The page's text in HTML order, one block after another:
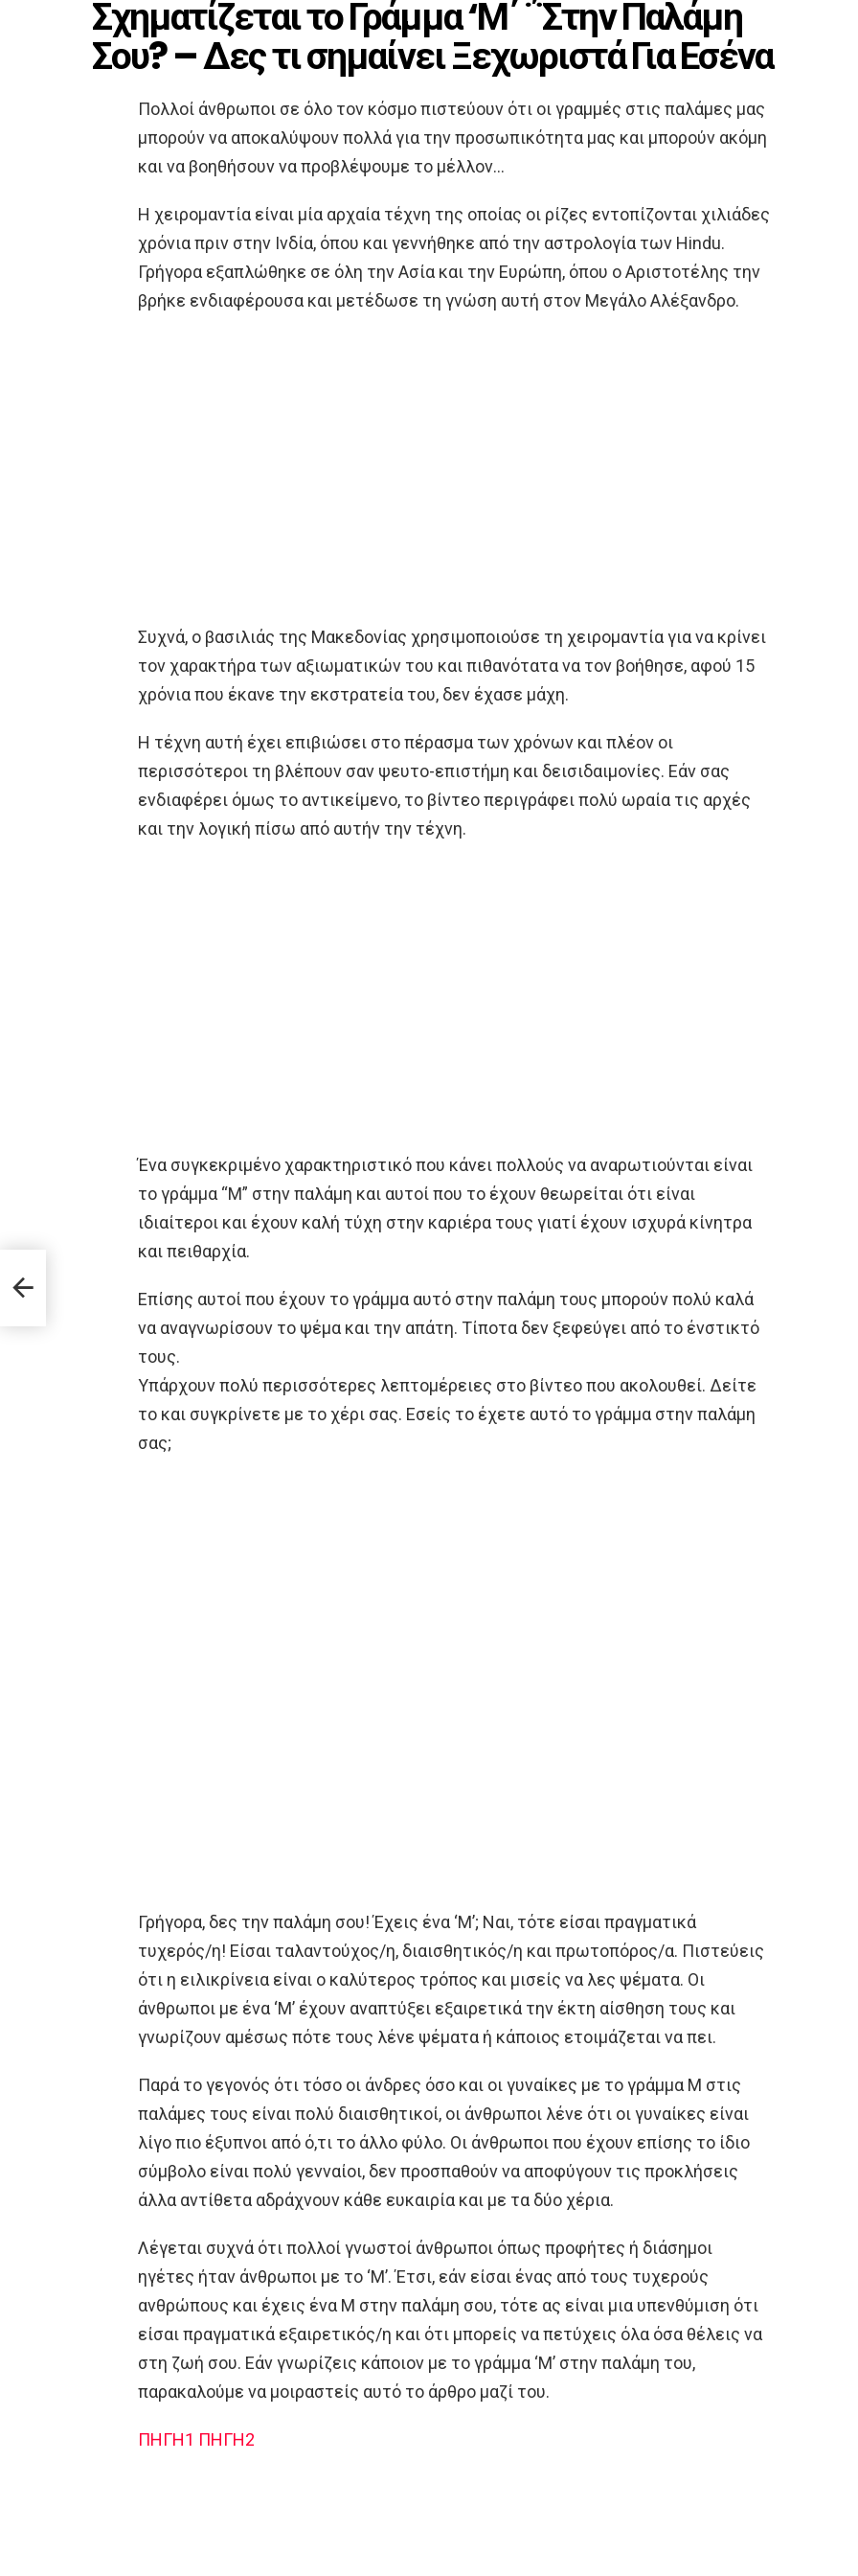
Σχηματίζεται το Γράμμα ‘Μ΄ ΅Στην Παλάμη
Σου? – Δες τι σημαίνει Ξεχωριστά Για Εσένα
Πολλοί άνθρωποι σε όλο τον κόσμο πιστεύουν ότι οι γραμμές στις παλάμες μας
μπορούν να αποκαλύψουν πολλά για την προσωπικότητα μας και μπορούν ακόμη
και να βοηθήσουν να προβλέψουμε το μέλλον…
H χειρομαντία είναι μία αρχαία τέχνη της οποίας οι ρίζες εντοπίζονται χιλιάδες
χρόνια πριν στην Ινδία, όπου και γεννήθηκε από την αστρολογία των Hindu.
Γρήγορα εξαπλώθηκε σε όλη την Ασία και την Ευρώπη, όπου ο Αριστοτέλης την
βρήκε ενδιαφέρουσα και μετέδωσε τη γνώση αυτή στον Μεγάλο Αλέξανδρο.
Συχνά, ο βασιλιάς της Μακεδονίας χρησιμοποιούσε τη χειρομαντία για να κρίνει
τον χαρακτήρα των αξιωματικών του και πιθανότατα να τον βοήθησε, αφού 15
χρόνια που έκανε την εκστρατεία του, δεν έχασε μάχη.
Η τέχνη αυτή έχει επιβιώσει στο πέρασμα των χρόνων και πλέον οι
περισσότεροι τη βλέπουν σαν ψευτο-επιστήμη και δεισιδαιμονίες. Εάν σας
ενδιαφέρει όμως το αντικείμενο, το βίντεο περιγράφει πολύ ωραία τις αρχές
και την λογική πίσω από αυτήν την τέχνη.
Ένα συγκεκριμένο χαρακτηριστικό που κάνει πολλούς να αναρωτιούνται είναι
το γράμμα “Μ” στην παλάμη και αυτοί που το έχουν θεωρείται ότι είναι
ιδιαίτεροι και έχουν καλή τύχη στην καριέρα τους γιατί έχουν ισχυρά κίνητρα
και πειθαρχία.
Επίσης αυτοί που έχουν το γράμμα αυτό στην παλάμη τους μπορούν πολύ καλά
να αναγνωρίσουν το ψέμα και την απάτη. Τίποτα δεν ξεφεύγει από το ένστικτό
τους.
Υπάρχουν πολύ περισσότερες λεπτομέρειες στο βίντεο που ακολουθεί. Δείτε
το και συγκρίνετε με το χέρι σας. Εσείς το έχετε αυτό το γράμμα στην παλάμη
σας;
Γρήγορα, δες την παλάμη σου! Έχεις ένα ‘Μ’; Ναι, τότε είσαι πραγματικά
τυχερός/η! Είσαι ταλαντούχος/η, διαισθητικός/η και πρωτοπόρος/α. Πιστεύεις
ότι η ειλικρίνεια είναι ο καλύτερος τρόπος και μισείς να λες ψέματα. Οι
άνθρωποι με ένα ‘Μ’ έχουν αναπτύξει εξαιρετικά την έκτη αίσθηση τους και
γνωρίζουν αμέσως πότε τους λένε ψέματα ή κάποιος ετοιμάζεται να πει.
Παρά το γεγονός ότι τόσο οι άνδρες όσο και οι γυναίκες με το γράμμα M στις
παλάμες τους είναι πολύ διαισθητικοί, οι άνθρωποι λένε ότι οι γυναίκες είναι
λίγο πιο έξυπνοι από ό,τι το άλλο φύλο. Οι άνθρωποι που έχουν επίσης το ίδιο
σύμβολο είναι πολύ γενναίοι, δεν προσπαθούν να αποφύγουν τις προκλήσεις
άλλα αντίθετα αδράχνουν κάθε ευκαιρία και με τα δύο χέρια.
Λέγεται συχνά ότι πολλοί γνωστοί άνθρωποι όπως προφήτες ή διάσημοι
ηγέτες ήταν άνθρωποι με το ‘Μ’. Έτσι, εάν είσαι ένας από τους τυχερούς
ανθρώπους και έχεις ένα M στην παλάμη σου, τότε ας είναι μια υπενθύμιση ότι
είσαι πραγματικά εξαιρετικός/η και ότι μπορείς να πετύχεις όλα όσα θέλεις να
στη ζωή σου. Εάν γνωρίζεις κάποιον με το γράμμα ‘Μ’ στην παλάμη του,
παρακαλούμε να μοιραστείς αυτό το άρθρο μαζί του.
ΠΗΓΗ1 ΠΗΓΗ2